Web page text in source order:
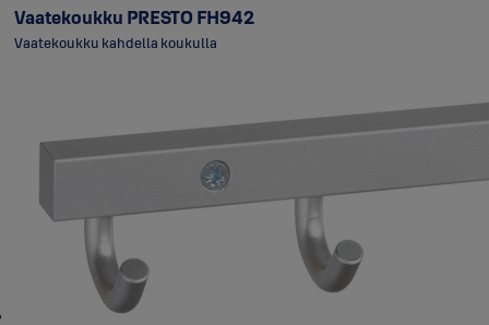
Vaatekoukku PRESTO FH942
Vaatekoukku kahdella koukulla